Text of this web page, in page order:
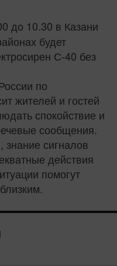
до 10.30 в Казани
будет
С-40 без
по
жителей и гостей
спокойствие и
сообщения.
знание сигналов
действия
помогут